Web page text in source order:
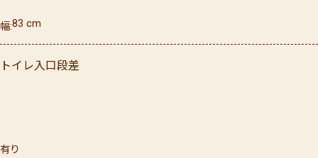
幅83 cm
トイレ入口段差
有り